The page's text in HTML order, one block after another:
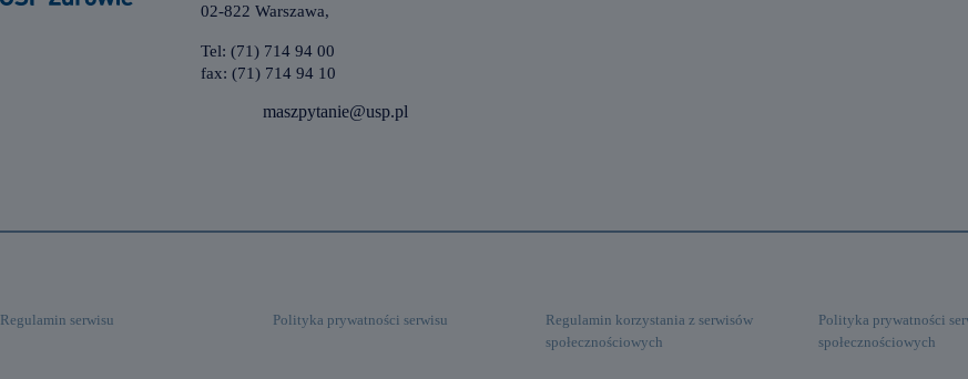
02-822 Warszawa,
Tel: (71) 714 94 00
fax: (71) 714 94 10
maszpytanie@usp.pl
Regulamin serwisu Polityka prywatności serwisu
Regulamin korzystania z serwisów
społecznościowych
Polityka prywatności
społecznościowych